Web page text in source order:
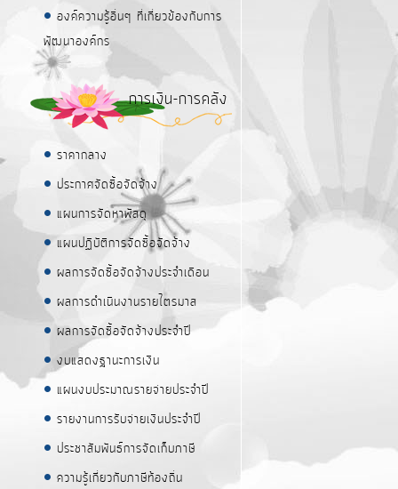
องค์ความรู้อื่นๆ ที่เกี่ยวข้องกับการ
พัฒนาองค์กร
การเงิน-การคลัง
ราคากลาง
ประกาศจัดซื้อจัดจ้าง
แผนการจัดหาพัสดุ
แผนปฏิบัติการจัดซื้อจัดจ้าง
ผลการจัดซื้อจัดจ้างประจำเดือน
ผลการดำเนินงานรายไตรมาส
ผลการจัดซื้อจัดจ้างประจำปี
งบแสดงฐานะการเงิน
แผนงบประมาณรายจ่ายประจำปี
รายงานการรับจ่ายเงินประจำปี
ประชาสัมพันธ์การจัดเก็บภาษี
ความรู้เกี่ยวกับภาษีท้องถิ่น